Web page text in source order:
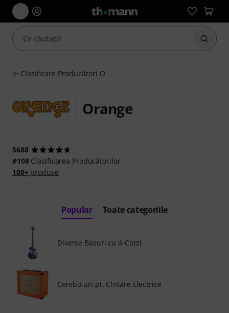
Clasificare Producători O
Orange
5688
#108Clasificarea Producătorilor
100+produse
Popular Toate categoriile
Diverse Basuri cu 4-Corzi
Combo-uri pt. Chitare Electrice